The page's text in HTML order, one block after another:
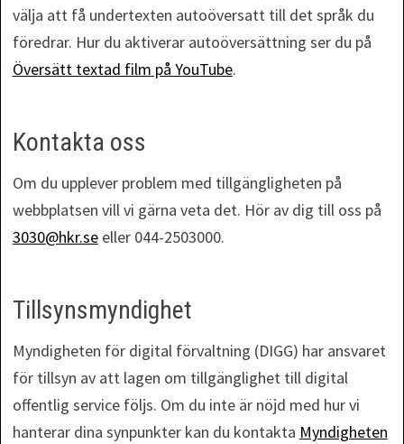
välja att få undertexten autoöversatt till det språk du
föredrar. Hur du aktiverar autoöversättning ser du på
Översätt textad film på YouTube.
Kontakta oss
Om du upplever problem med tillgängligheten på
webbplatsen vill vi gärna veta det. Hör av dig till oss på
3030@hkr.seeller 044-2503000.
Tillsynsmyndighet
Myndigheten för digital förvaltning (DIGG) har ansvaret
för tillsyn av att lagen om tillgänglighet till digital
offentlig service följs. Om du inte är nöjd med hur vi
hanterar dina synpunkter kan du kontakta Myndigheten